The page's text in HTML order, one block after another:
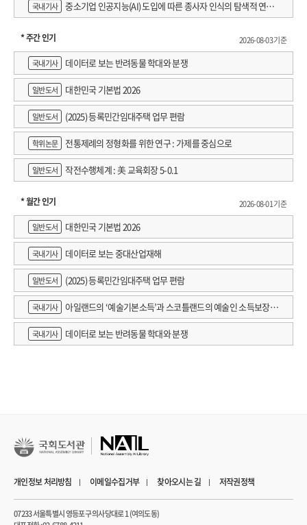
국내기사
중소기업 인공지능(AI) 도입에 따른 종사자 인식의 탐색적 연구 :
* 주간 인기
2026-08-03 기준
국내기사
데이터로 보는 반려동물 학대와 분쟁
일반도서 대한민국 기본법 2026
일반도서 (2025) 등록민간임대주택 업무 편람
학위논문 전통제례의 정형화를 위한 연구 : 가제를 중심으로
일반도서 작전수행체계 : 美 교육회장 5-0.1
* 월간 인기
2026-08-01 기준
일반도서
대한민국 기본법 2026
국내기사 데이터로 보는 중대산업재해
일반도서 (2025) 등록민간임대주택 업무 편람
국내기사
아일랜드의 ‘예술기본소득’과 스코틀랜드의 예술인 소득보장정
책 논의
국내기사 데이터로 보는 반려동물 학대와 분쟁
개인정보 처리방침 이메일수집거부 찾아오시는 길 저작권정책
07233 서울특별시 영등포구 의사당대로 1 (여의도동)